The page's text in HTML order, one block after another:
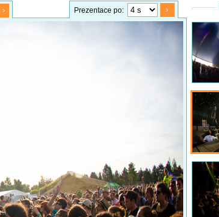
Prezentace po: